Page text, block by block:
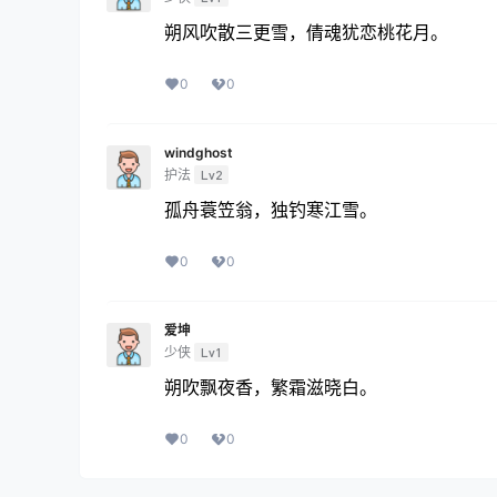
朔风吹散三更雪，倩魂犹恋桃花月。
0 0
windghost
护法 Lv2
孤舟蓑笠翁，独钓寒江雪。
0 0
爱坤
少侠 Lv1
朔吹飘夜香，繁霜滋晓白。
0 0